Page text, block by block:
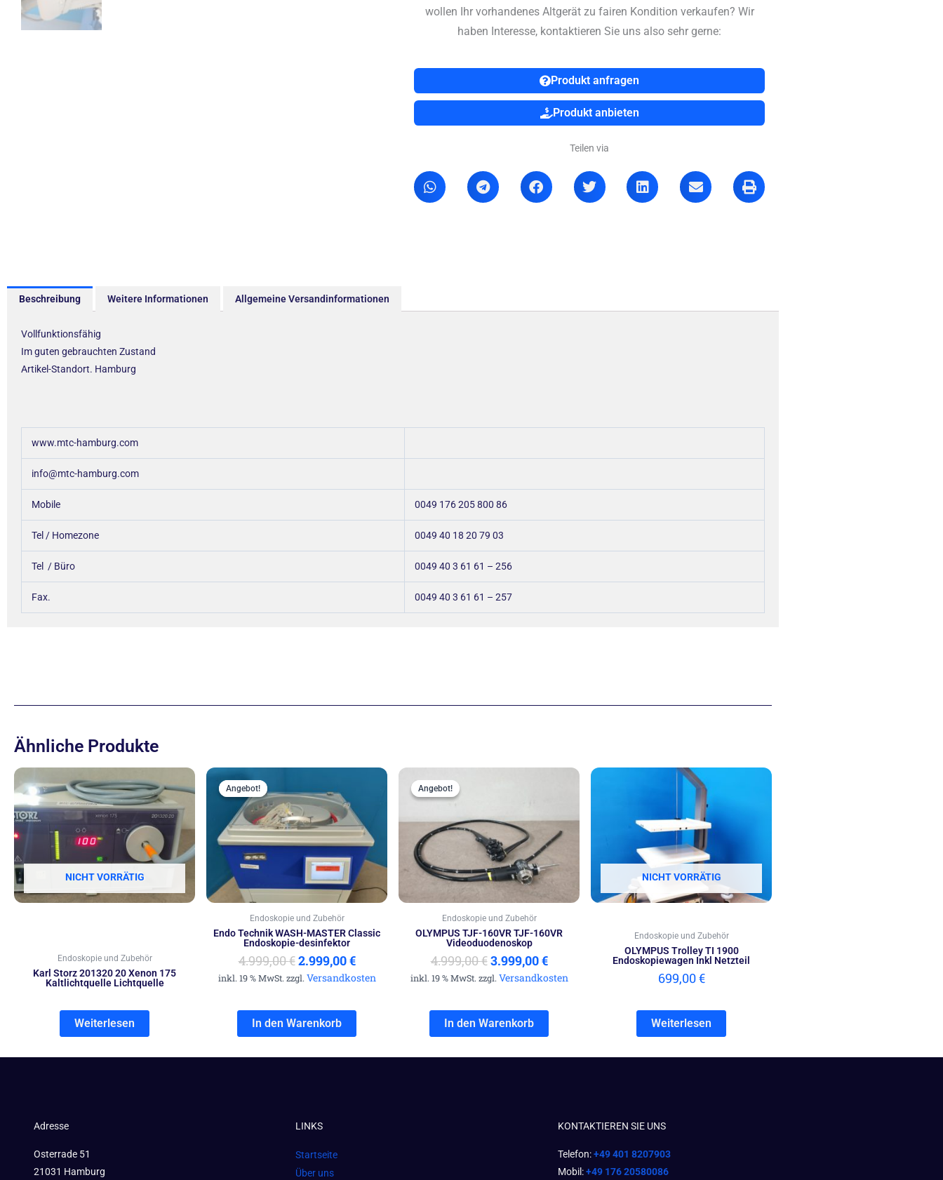
wollen Ihr vorhandenes Altgerät zu fairen Kondition verkaufen? Wir
haben Interesse, kontaktieren Sie uns also sehr gerne:
Produkt anfragen
Produkt anbieten
Teilen via
Beschreibung Weitere Informationen Allgemeine Versandinformationen
Vollfunktionsfähig
Im guten gebrauchten Zustand
Artikel-Standort. Hamburg
www.mtc-hamburg.com
info@mtc-hamburg.com
Mobile 0049 176 205 800 86
Tel / Homezone 0049 40 18 20 79 03
Tel / Büro 0049 40 3 61 61 – 256
Fax. 0049 40 3 61 61 – 257
Ähnliche Produkte
NICHT VORRÄTIG
Endoskopie und Zubehör
Karl Storz 201320 20 Xenon 175
Kaltlichtquelle Lichtquelle
Weiterlesen
Angebot!
Angebot!
Endoskopie und Zubehör
Endo Technik WASH-MASTER Classic
Endoskopie-desinfektor
4.999,00€
Ursprünglicher
Preis
war:
4.999,00 €
2.999,00€
Aktueller
2.999,00 €.
inkl. 19 % MwSt. zzgl. Versandkosten
In den Warenkorb
Angebot!
Angebot!
Endoskopie und Zubehör
OLYMPUS TJF-160VR TJF-160VR
Videoduodenoskop
4.999,00€
Ursprünglicher
4.999,00 €
3.999,00€
Aktueller
3.999,00 €.
inkl. 19 % MwSt. zzgl. Versandkosten
In den Warenkorb
NICHT VORRÄTIG
Endoskopie und Zubehör
OLYMPUS Trolley TI 1900
Endoskopiewagen Inkl Netzteil
699,00€
Weiterlesen
Adresse
Osterrade 51
21031 Hamburg
LINKS
Startseite
Über uns
KONTAKTIEREN SIE UNS
Telefon:+49 401 8207903
Mobil:+49 176 20580086